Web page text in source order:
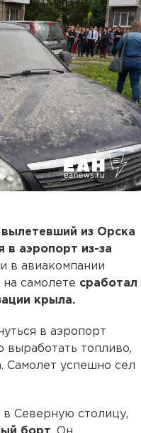
вылетевший из Орска
в аэропорт из-за
в авиакомпании
самолете сработал
крыла.
в аэропорт
выработать топливо,
Самолет успешно сел
Северную столицу,